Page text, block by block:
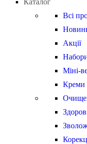
Каталог
Всі
Акції
Міні-
Креми